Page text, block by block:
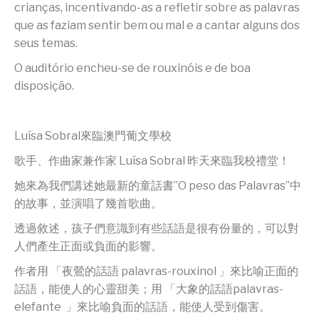
crianças, incentivando-as a refletir sobre as palavras
que as faziam sentir bem ou mal e a cantar alguns dos
seus temas.
O auditório encheu-se de rouxinóis e de boa
disposição.
Luísa Sobral來臨澳門葡文學校
歌手、作曲家兼作家 Luísa Sobral 昨天來臨我校禮堂！
她來為我們講述她最新的童話書”O peso das Palavras”中
的故事，並演唱了幾首歌曲。
透過敘述，孩子們意識到有些話語是很有份量的，可以對
人們產生正面或負面的影響。
作者用 「夜鶯的話語 palavras-rouxinol 」來比喻正面的
話語，能使人的心靈甜美；用 「大象的話語palavras-
elefante 」來比喻負面的話語，能使人受到傷害。